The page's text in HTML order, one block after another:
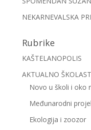
NEKARNEVALSKA
Rubrike
KAŠTELANOPOLIS
AKTUALNO
Novo u školi i oko
Međunarodni
Ekologija i zoozor